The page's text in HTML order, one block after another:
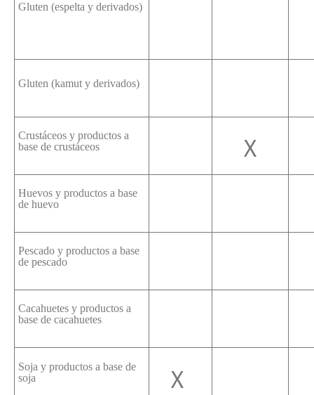
Gluten (espelta y derivados)
Gluten (kamut y derivados)
Crustáceos y productos a
base de crustáceos
X
Huevos y productos a base
de huevo
Pescado y productos a base
de pescado
Cacahuetes y productos a
base de cacahuetes
Soja y productos a base de
soja
X